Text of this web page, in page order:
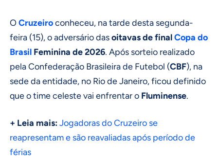
OCruzeiroconheceu, na tarde desta segunda-
feira (15), o adversário dasoitavas de finalCopa do
Brasil Feminina de 2026. Após sorteio realizado
pela Confederação Brasileira de Futebol (CBF), na
sede da entidade, no Rio de Janeiro, ficou definido
que o time celeste vai enfrentar o Fluminense.
+ Leia mais:Jogadoras do Cruzeiro se
reapresentam e são reavaliadas após período de
férias